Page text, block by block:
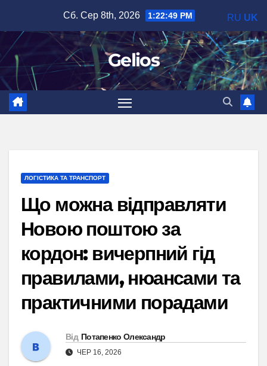
вмісту
Сб. Сер 8th, 2026 1:22:50 PM
Gelios
ЛОГІСТИКА ТА ТРАНСПОРТ
Що можна відправляти
Новою поштою за
кордон: вичерпний гід
правилами, нюансами та
практичними порадами
Від Потапенко Олександр
ЧЕР 16, 2026
RU UK